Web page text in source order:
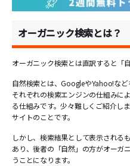
オーガニック検索とは？
オーガニック検索とは直訳すると「
自然検索とは、GoogleやYahoo!など
それぞれの検索エンジンの仕組みに
る仕組みです。少々難しくご紹介し
サイトのことです。
しかし、検索結果として表示される
あり、後者の「自然」の方がオーガ
うことになります。